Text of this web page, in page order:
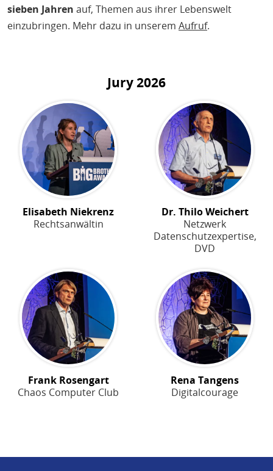
sieben Jahren auf, Themen aus ihrer Lebenswelt
einzubringen. Mehr dazu in unserem Aufruf.
Jury2026
Elisabeth Niekrenz
Rechtsanwältin
Dr. Thilo Weichert
Netzwerk
Datenschutzexpertise,
DVD
Frank Rosengart
Chaos Computer Club
Rena Tangens
Digitalcourage